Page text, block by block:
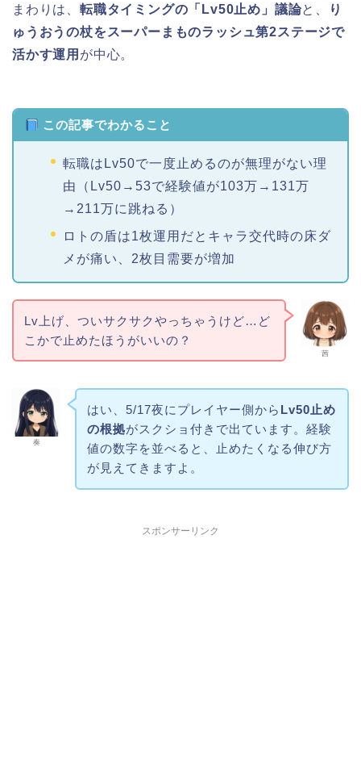
まわりは、 転職タイミングの「Lv50止め」議論と、
り
ゅうおうの杖をスーパーまものラッシュ第2ステージで
活かす運用 が中心。
この記事でわかること
転職はLv50で一度止めるのが無理がない理
由（Lv50→53で経験値が103万→131万
→211万に跳ねる）
ロトの盾は1枚運用だとキャラ交代時の床ダ
メが痛い、2枚目需要が増加
茜
Lv上げ、ついサクサクやっちゃうけど…ど
こかで止めたほうがいいの？
奏
はい、5/17夜にプレイヤー側から Lv50止め
の根拠がスクショ付きで出ています。経験
値の数字を並べると、止めたくなる伸び方
が見えてきますよ。
スポンサーリンク